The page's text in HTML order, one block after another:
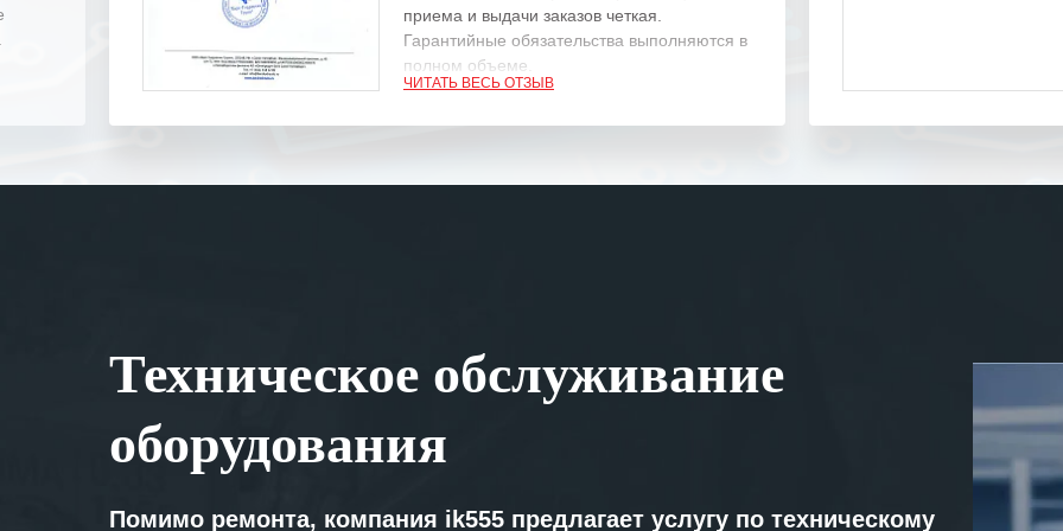
приема и выдачи заказов четкая.
Гарантийные обязательства выполняются в
полном объеме.
нашими компаниями открытые и
доверительные партнерские отношения и
искренне желаем «Инженерной компании
«555» долгих лет успеха и процветания.
ЧИТАТЬ ВЕСЬ ОТЗЫВ
Техническое обслуживание
оборудования
Помимо ремонта, компания ik555 предлагает услугу по техническому